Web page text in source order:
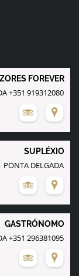
FOREVER
+351 919312080
SUPLÉXIO
PONTA DELGADA
GASTRÓNOMO
+351 296381095